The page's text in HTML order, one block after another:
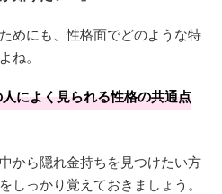
めにも、性格面でどのような特
ね。
によく見られる性格の共通点
から隠れ金持ちを見つけたい方
しっかり覚えておきましょう。